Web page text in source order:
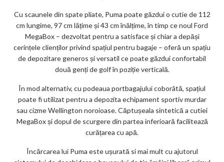
Cu scaunele din spate pliate, Puma poate găzdui o cutie de 112
cm lungime, 97 cm lățime și 43 cm înălțime, în timp ce noul Ford
MegaBox – dezvoltat pentru a satisface și chiar a depăși
cerințele clienților privind spațiul pentru bagaje – oferă un spațiu
de depozitare generos și versatil ce poate găzdui confortabil
două genți de golf în poziție verticală.
În mod alternativ, cu podeaua portbagajului coborâtă, spațiul
poate fi utilizat pentru a depozita echipament sportiv murdar
sau cizme Wellington noroioase. Căptușeala sintetică a cutiei
MegaBox și dopul de scurgere din partea inferioară facilitează
curățarea cu apă.
Încărcarea lui Puma este ușurată si mai mult cu ajutorul